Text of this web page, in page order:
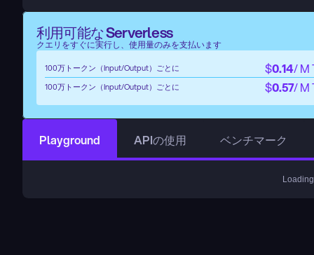
利用可能な Serverless
クエリをすぐに実行し、使用量のみを支払います
100万トークン（Input/Output）ごとに $0.14/ M
100万トークン（Input/Output）ごとに $0.57/ M
Playground APIの使用 ベンチマーク